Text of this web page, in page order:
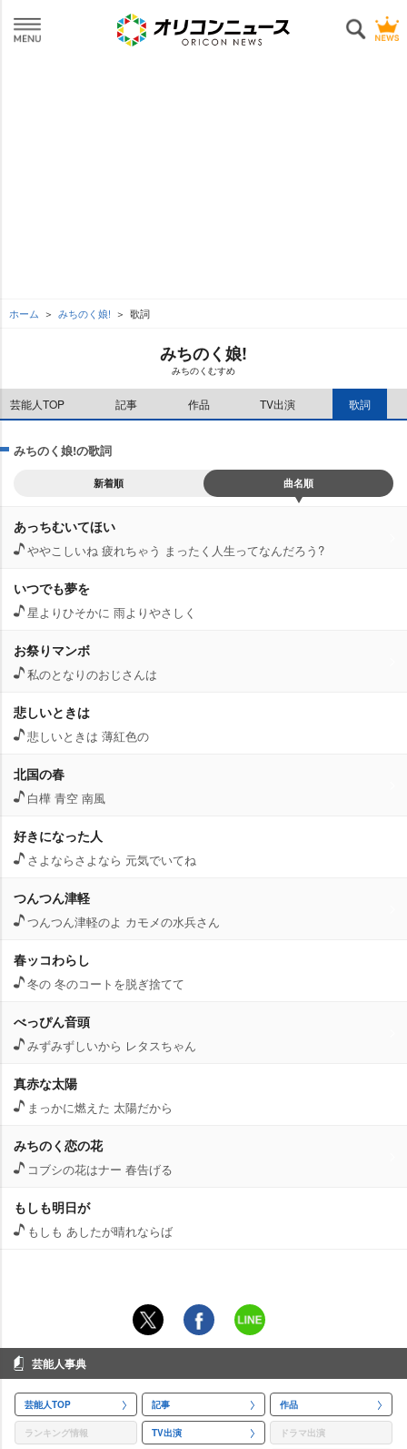
ホーム みちのく娘! 歌詞
みちのく娘!
みちのくむすめ
芸能人TOP 記事 作品 TV出演 歌詞
みちのく娘!の歌詞
新着順 曲名順
あっちむいてほい
こしいね 疲れちゃう まったく人生ってなんだろう?
いつでも夢を
星よりひそかに 雨よりやさしく
お祭りマンボ
私のとなりのおじさんは
悲しいときは
悲しいときは 薄紅色の
北国の春
白樺 青空 南風
好きになった人
さよならさよなら 元気でいてね
つんつん津軽
つんつん津軽のよ カモメの水兵さん
春ッコわらし
冬の 冬のコートを脱ぎ捨てて
べっぴん音頭
みずみずしいから レタスちゃん
真赤な太陽
まっかに燃えた 太陽だから
みちのく恋の花
コブシの花はナー 春告げる
もしも明日が
もしも あしたが晴れならば
芸能人事典
芸能人TOP 記事 作品
ランキング情報 TV出演 ドラマ出演